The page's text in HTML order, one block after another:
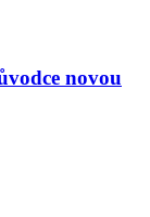
novou